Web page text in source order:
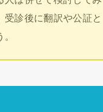
診後に翻訳や公証と